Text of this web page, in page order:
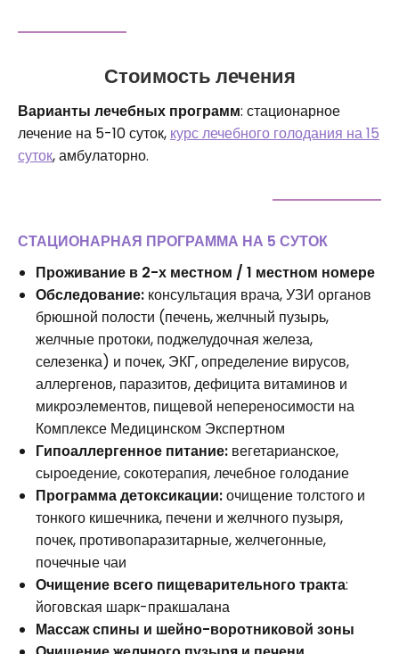
Стоимость лечения
Варианты лечебных программ: стационарное
лечение на 5-10 суток, курс лечебного голодания на 15
суток, амбулаторно.
СТАЦИОНАРНАЯ ПРОГРАММА НА 5 СУТОК
Проживание в 2-х местном / 1 местном номере
Обследование: консультация врача, УЗИ органов
брюшной полости (печень, желчный пузырь,
желчные протоки, поджелудочная железа,
селезенка) и почек, ЭКГ, определение вирусов,
аллергенов, паразитов, дефицита витаминов и
микроэлементов, пищевой непереносимости на
Комплексе Медицинском Экспертном
Гипоаллергенное питание: вегетарианское,
сыроедение, сокотерапия, лечебное голодание
Программа детоксикации:очищение толстого и
тонкого кишечника, печени и желчного пузыря,
почек, противопаразитарные, желчегонные,
почечные чаи
Очищение всего пищеварительного тракта:
йоговская шарк-пракшалана
Массаж спины и шейно-воротниковой зоны